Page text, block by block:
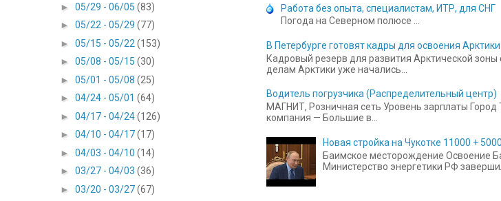
Работа без опыта, специалистам, ИТР, для СНГ
Погода на Северном полюсе ...
В Петербурге готовят кадры для освоения Арктики
Кадровый резерв для развития Арктической
делам Арктики уже начались...
Водитель погрузчика (Распределительный центр)
МАГНИТ, Розничная сеть Уровень зарплаты
компания — Большие в...
Новая стройка на Чукотке 11000 +
Баимское месторождение Освоение
Министерство энергетики РФ
► 05/29 - 06/05 (83)
► 05/22 - 05/29 (77)
► 05/15 - 05/22 (153)
► 05/08 - 05/15 (30)
► 05/01 - 05/08 (25)
► 04/24 - 05/01 (64)
► 04/17 - 04/24(126)
► 04/10 - 04/17(17)
► 04/03 - 04/10 (14)
► 03/27 - 04/03 (36)
► 03/20 - 03/27(67)